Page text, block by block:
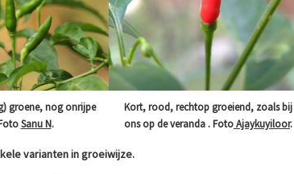
groene, nog onrijpe
Sanu N.
Kort, rood, rechtop groeiend, zoals bij
ons op de veranda . FotoAjaykuyiloor.
varianten in groeiwijze.